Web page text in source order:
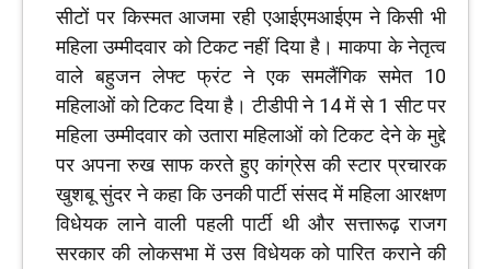
सीटों पर किस्मत आजमा रही एआईएमआईएम ने किसी भी
महिला उम्मीदवार को टिकट नहीं दिया है। माकपा के नेतृत्व
वाले बहुजन लेफ्ट फ्रंट ने एक समलैंगिक समेत 10
महिलाओं को टिकट दिया है। टीडीपी ने 14 में से 1 सीट पर
महिला उम्मीदवार को उतारा महिलाओं को टिकट देने के मुद्दे
पर अपना रुख साफ करते हुए कांग्रेस की स्टार प्रचारक
खुशबू सुंदर ने कहा कि उनकी पार्टी संसद में महिला आरक्षण
विधेयक लाने वाली पहली पार्टी थी और सत्तारूढ़ राजग
सरकार की लोकसभा में उस विधेयक को पारित कराने की